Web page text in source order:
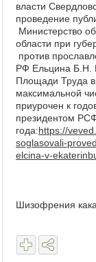
власти
проведение
Министерство
области при
против
РФ Ельцина Б.Н.
Площади Труда в
максимальной
приурочен к
президентом
года:https://
soglasovali-
elcina-v-
Шизофрения